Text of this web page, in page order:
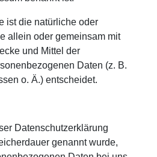
ist die natürliche oder
allein oder gemeinsam mit
und Mittel der
Daten (z. B.
o. Ä.) entscheidet.
Datenschutzerklärung
genannt wurde,